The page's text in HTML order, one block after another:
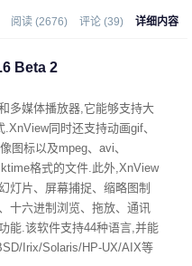
阅读 (2676) 评论 (39) 详细内容
Beta 2
多媒体播放器,它能够支持大
同时还支持动画gif、
图标以及mpeg、avi、
格式的文件.此外,XnView
灯片、屏幕捕捉、缩略图制
十六进制浏览、拖放、通讯
能.该软件支持44种语言,并能
Irix/Solaris/HP-UX/AIX等